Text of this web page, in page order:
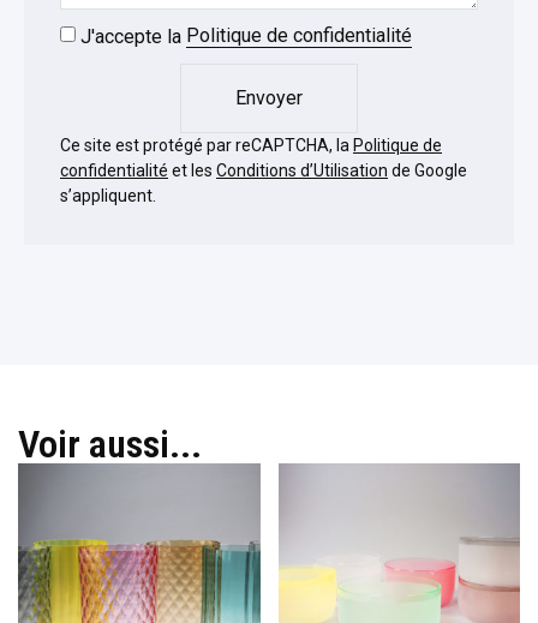
J'accepte la Politique de confidentialité
Envoyer
Ce site est protégé par reCAPTCHA, la Politique de
confidentialité et les Conditions d’Utilisation de Google
s’appliquent.
Voir aussi...